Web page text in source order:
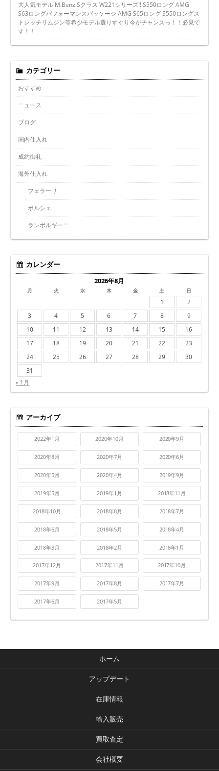
大人気モデル M.Benz Sクラス W221シリーズ!! S550ロング AMG
S63ロングパフォーマンスパッケージ AMG S65ロング S550ロングス
トレッチリムジン等希少モデル選りすぐり今がチャンスっ！！必見で
す！！
カテゴリー
おすすめ
ニュース
ブログ
国内仕入れ
成約御礼
海外仕入れ
フェラーリ
ポルシェ
ランボルギーニ
カレンダー
2026年8月
月 火 水 木 金 土 日
1
2
3
4 5 6 7 8
9
10
11 12 13 14 15
16
17
18 19 20 21 22
23
24
25 26 27 28 29
30
31
« 1月
アーカイブ
2022年1月 2020年10月 2020年9月
2020年8月 2020年7月 2020年6月
2020年5月 2020年4月 2019年9月
2019年5月 2019年1月 2018年11月
2018年10月 2018年8月 2018年7月
2018年6月 2018年5月 2018年4月
2018年3月 2018年2月 2018年1月
2017年12月 2017年11月 2017年10月
2017年9月 2017年8月 2017年7月
2017年6月 2017年5月
ホーム
アップデート
在庫情報
輸入販売
買取査定
会社概要